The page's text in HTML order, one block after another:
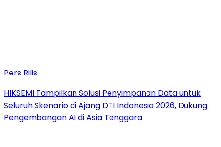
Pers Rilis
HIKSEMI Tampilkan Solusi Penyimpanan Data untuk
Seluruh Skenario di Ajang DTI Indonesia 2026, Dukung
Pengembangan AI di Asia Tenggara